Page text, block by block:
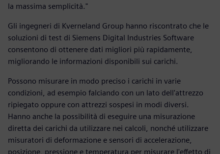
la massima semplicità."
Gli ingegneri di Kverneland Group hanno riscontrato che le
soluzioni di test di Siemens Digital Industries Software
consentono di ottenere dati migliori più rapidamente,
migliorando le informazioni disponibili sui carichi.
Possono misurare in modo preciso i carichi in varie
condizioni, ad esempio falciando con un lato dell'attrezzo
ripiegato oppure con attrezzi sospesi in modi diversi.
Hanno anche la possibilità di eseguire una misurazione
diretta dei carichi da utilizzare nei calcoli, nonché utilizzare
misuratori di deformazione e sensori di accelerazione,
posizione, pressione e temperatura per misurare l'effetto di